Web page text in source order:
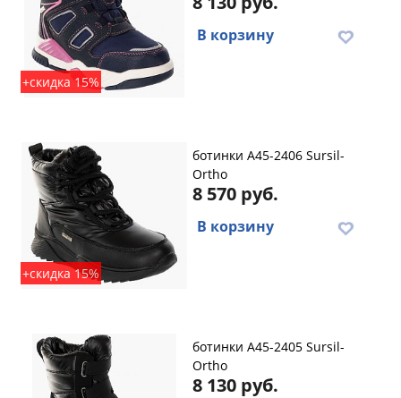
+скидка 15%
В корзину
+скидка 15%
ботинки A45-2406 Sursil-
Ortho
8 570 руб.
В корзину
ботинки A45-2405 Sursil-
Ortho
8 130 руб.